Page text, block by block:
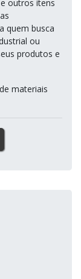
outros itens
quem busca
ou
produtos e
materiais